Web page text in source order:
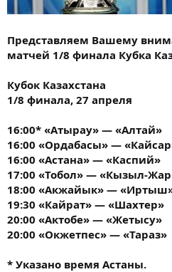
Представляем Вашему
матчей 1/8 финала Кубка
Кубок Казахстана
1/8 финала, 27 апреля
16:00* «Атырау» — «Алтай»
16:00 «Ордабасы» —
16:00 «Астана» — «Каспий»
17:00 «Тобол» — «Кызыл-
18:00 «Акжайык» —
19:30 «Кайрат» — «Шахтер»
20:00 «Актобе» — «Жетысу»
20:00 «Окжетпес» — «Тараз»
* Указано время Астаны.